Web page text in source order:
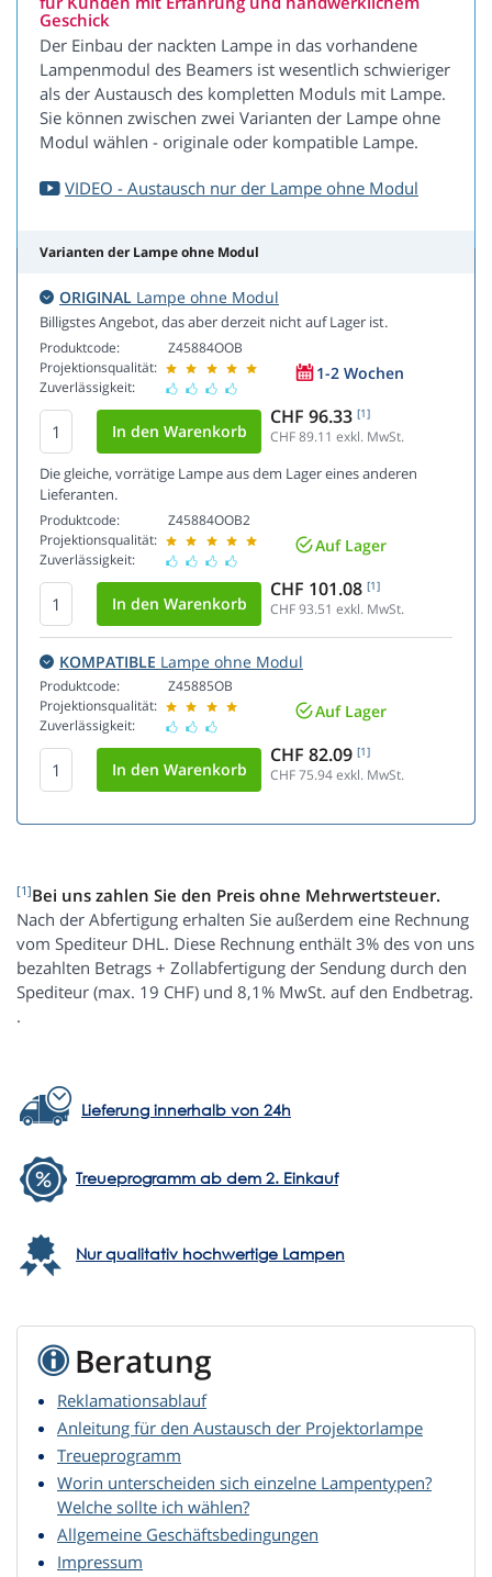
Geschick
Der Einbau der nackten Lampe in das vorhandene
Lampenmodul des Beamers ist wesentlich schwieriger
als der Austausch des kompletten Moduls mit Lampe.
Sie können zwischen zwei Varianten der Lampe ohne
Modul wählen - originale oder kompatible Lampe.
VIDEO - Austausch nur der Lampe ohne Modul
Varianten der Lampe ohne Modul
ORIGINAL Lampe ohne Modul
Billigstes Angebot, das aber derzeit nicht auf Lager ist.
Produktcode:
Projektionsqualität:
Zuverlässigkeit:
Z45884OOB
1-2 Wochen
CHF 96.33 [1]
CHF 89.11 exkl. MwSt.
Die gleiche, vorrätige Lampe aus dem Lager eines anderen
Lieferanten.
Produktcode:
Projektionsqualität:
Zuverlässigkeit:
Z45884OOB2
Auf Lager
CHF 101.08 [1]
CHF 93.51 exkl. MwSt.
KOMPATIBLE Lampe ohne Modul
Produktcode:
Projektionsqualität:
Zuverlässigkeit:
Z45885OB
Auf Lager
CHF 82.09 [1]
CHF 75.94exkl. MwSt.
[1]Bei uns zahlen Sie den Preis ohne Mehrwertsteuer.
Nach der Abfertigung erhalten Sie außerdem eine Rechnung
vom Spediteur DHL. Diese Rechnung enthält 3% des von uns
bezahlten Betrags + Zollabfertigung der Sendung durch den
Spediteur (max. 19 CHF) und 8,1% MwSt. auf den Endbetrag.
.
Lieferung innerhalb von 24h
Treueprogramm ab dem 2. Einkauf
Nur qualitativ hochwertige Lampen
Beratung
Reklamationsablauf
Anleitung für den Austausch der Projektorlampe
Treueprogramm
Worin unterscheiden sich einzelne Lampentypen?
Welche sollte ich wählen?
Allgemeine Geschäftsbedingungen
Impressum